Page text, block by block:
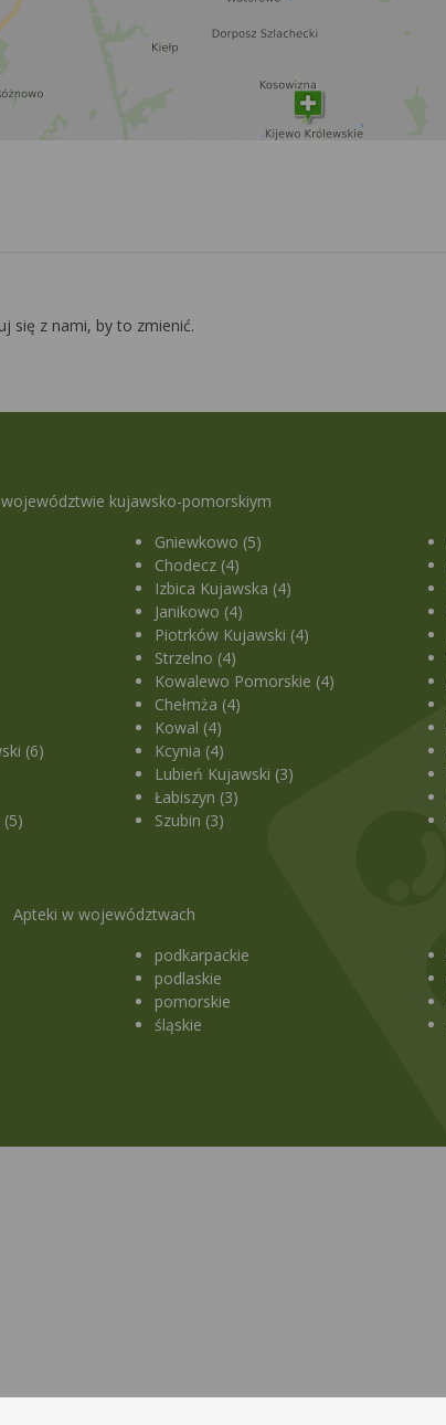
się z nami, by to zmienić.
kujawsko-pomorskiym
(6)
Gniewkowo (5)
Chodecz (4)
Izbica Kujawska (4)
Janikowo (4)
Piotrków Kujawski (4)
Strzelno (4)
Kowalewo Pomorskie (4)
Chełmża (4)
Kowal (4)
Kcynia (4)
Lubień Kujawski (3)
Łabiszyn (3)
Szubin (3)
Apteki w województwach
podkarpackie
podlaskie
pomorskie
śląskie